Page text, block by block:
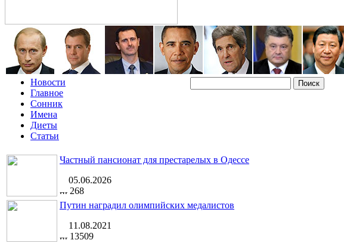
Новости
Главное
Сонник
Имена
Диеты
Статьи
Частный пансионат для престарелых в Одессе
05.06.2026
268
Путин наградил олимпийских медалистов
11.08.2021
13509